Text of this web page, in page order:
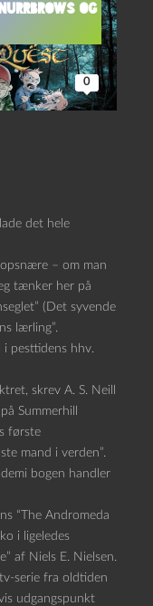
og
0
det hele
– om man
tænker her på
(Det syvende
lærling”.
i pesttidens hhv.
skrev A. S. Neill
Summerhill
første
mand i verden”.
bogen handler
“The Andromeda
i ligeledes
af Niels E. Nielsen.
serie fra oldtiden
udgangspunkt